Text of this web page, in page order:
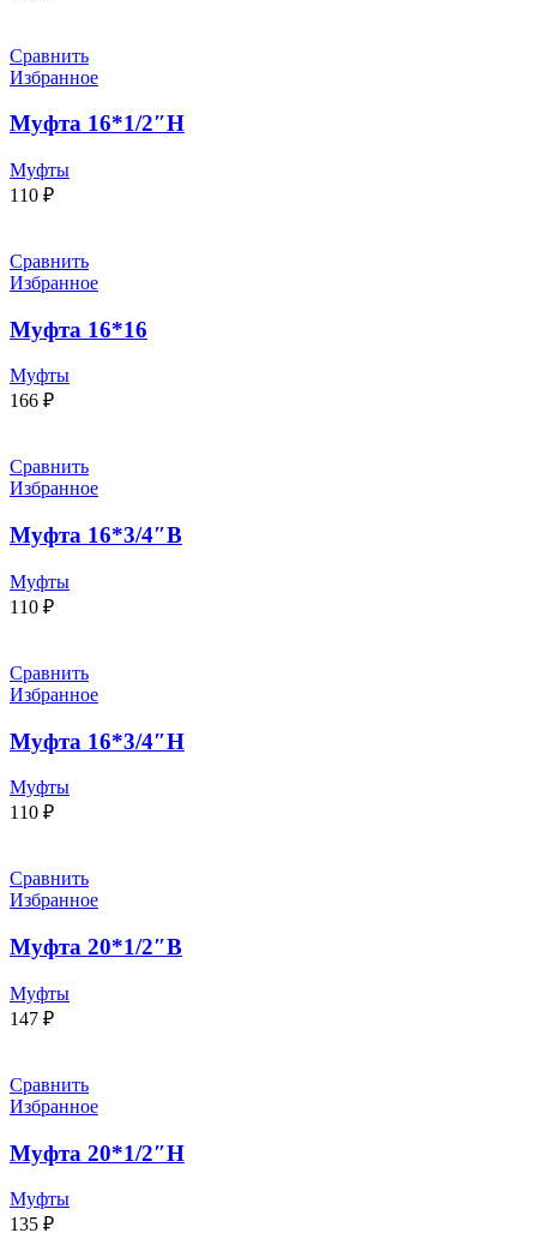
Сравнить
Избранное
Муфта 16*1/2″Н
Муфты
110 ₽
Сравнить
Избранное
Муфта 16*16
Муфты
166 ₽
Сравнить
Избранное
Муфта 16*3/4″В
Муфты
110 ₽
Сравнить
Избранное
Муфта 16*3/4″Н
Муфты
110 ₽
Сравнить
Избранное
Муфта 20*1/2″В
Муфты
147 ₽
Сравнить
Избранное
Муфта 20*1/2″Н
Муфты
135 ₽